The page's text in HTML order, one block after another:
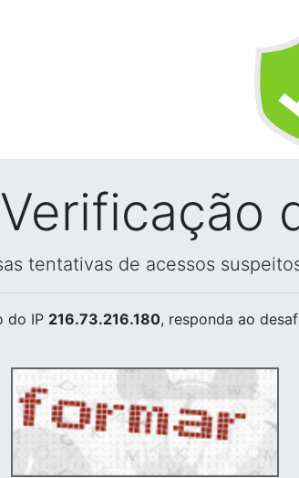
Verificação
tentativas de acessos
do IP 216.73.216.180, responda ao